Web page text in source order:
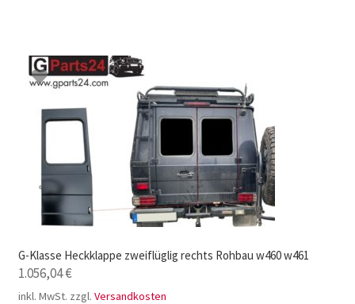
G-Klasse Heckklappe zweiflüglig rechts Rohbau w460 w461
1.056,04€
inkl. MwSt. zzgl. Versandkosten